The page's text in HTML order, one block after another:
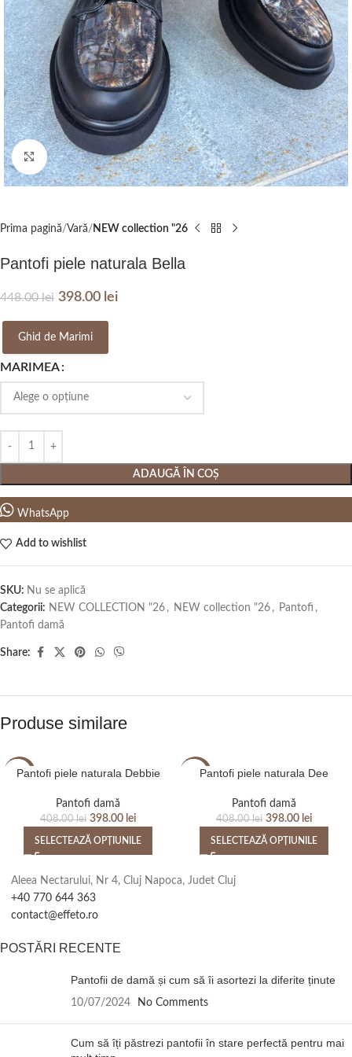
Click to enlarge
Prima pagină Vară NEW collection "26
Pantofi piele naturala Bella
448.00lei 398.00 lei
Ghid de Marimi
MARIMEA
ADAUGĂ ÎN COȘ
WhatsApp
Add to wishlist
SKU: Nu se aplică
Categorii: NEW COLLECTION "26 , NEW collection "26 , Pantofi ,
Pantofi damă
Share:
Produse similare
-2%
Pantofi piele naturala Debbie
Pantofi damă
408.00lei 398.00 lei
SELECTEAZĂ OPȚIUNILE
-2%Pantofi piele naturala Dee
Pantofi damă
408.00lei 398.00 lei
SELECTEAZĂ OPȚIUNILE
Aleea Nectarului, Nr 4, Cluj Napoca, Judet Cluj
+40 770 644 363
contact@effeto.ro
POSTĂRI RECENTE
Pantofii de damă și cum să îi asortezi la diferite ținute
10/07/2024 No Comments
Cum să îți păstrezi pantofii în stare perfectă pentru mai